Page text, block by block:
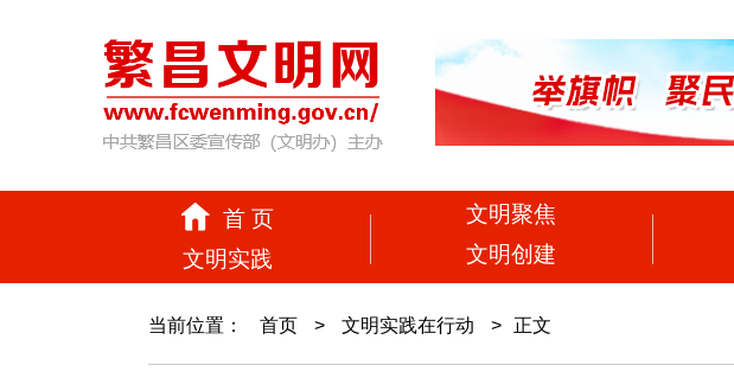
首 页
文明实践
文明聚焦
文明创建
当前位置： 首页 > 文明实践在行动 > 正文